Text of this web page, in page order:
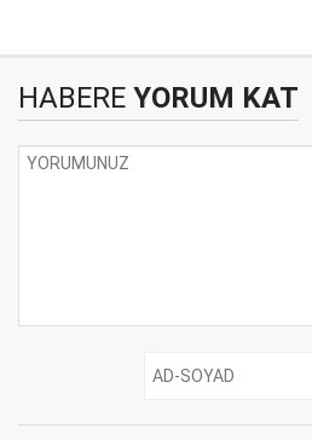
HABERE YORUM KAT